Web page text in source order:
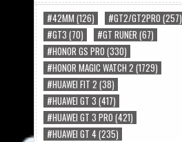
#42MM (126) #GT2/GT2PRO (257)
#GT3 (70) #GT RUNER (67)
#HONOR GS PRO (330)
#HONOR MAGIC WATCH 2 (1729)
#HUAWEI FIT 2 (38)
#HUAWEI GT 3 (417)
#HUAWEI GT 3 PRO (421)
#HUAWEI GT 4(235)